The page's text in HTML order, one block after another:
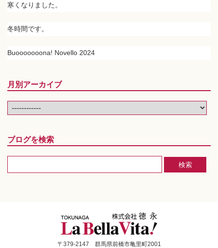
寒くなりました。
冬時間です。
Buooooooona! Novello 2024
月別アーカイブ
ブログを検索
〒379-2147 群馬県前橋市亀里町2001